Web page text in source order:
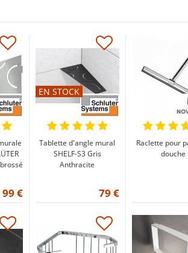
99 €
EN STOCK
Tablette d'angle mural
SHELF-S3 Gris
Anthracite
79 €
Raclette pour
douche